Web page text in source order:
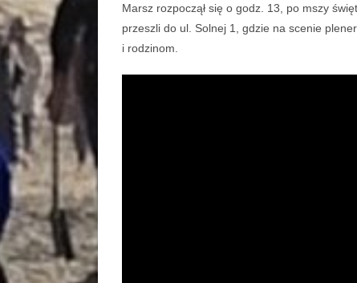
Marsz rozpoczął się o godz. 13, po mszy
przeszli do ul. Solnej 1, gdzie na scenie
i rodzinom.